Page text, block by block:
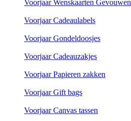
Voorjaar Wenskaarten Gevouwen
Voorjaar Cadeaulabels
Voorjaar Gondeldoosjes
Voorjaar Cadeauzakjes
Voorjaar Papieren zakken
Voorjaar Gift bags
Voorjaar Canvas tassen